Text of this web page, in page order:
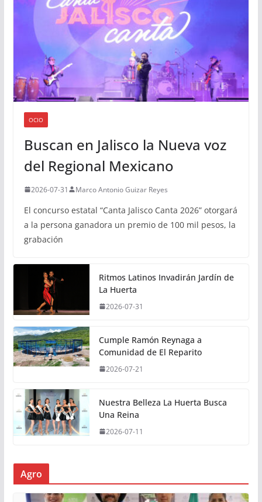
OCIO
Buscan en Jalisco la Nueva voz
del Regional Mexicano
2026-07-31 Marco Antonio Guizar Reyes
El concurso estatal “Canta Jalisco Canta 2026” otorgará
a la persona ganadora un premio de 100 mil pesos, la
grabación
Ritmos Latinos Invadirán Jardín de
La Huerta
2026-07-31
Cumple Ramón Reynaga a
Comunidad de El Reparito
2026-07-21
Nuestra Belleza La Huerta Busca
Una Reina
2026-07-11
Agro